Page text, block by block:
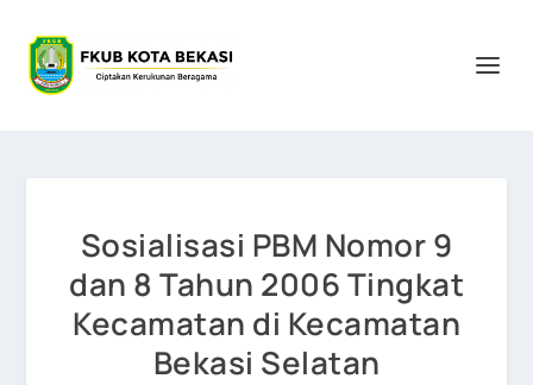
Sosialisasi PBM Nomor 9
dan 8 Tahun 2006 Tingkat
Kecamatan di Kecamatan
Bekasi Selatan